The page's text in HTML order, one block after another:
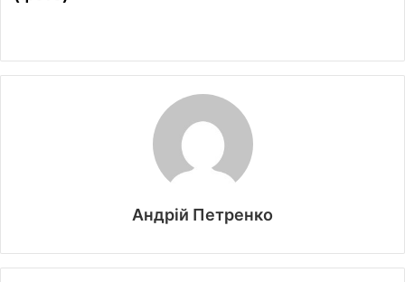
Андрій Петренко